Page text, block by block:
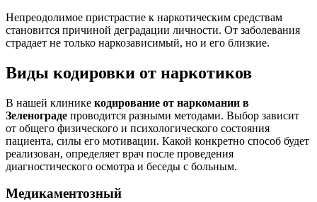
Непреодолимое пристрастие к наркотическим средствам
становится причиной деградации личности. От заболевания
страдает не только наркозависимый, но и его близкие.
Виды кодировки от наркотиков
В нашей клинике кодирование от наркомании в
Зеленограде проводится разными методами. Выбор зависит
от общего физического и психологического состояния
пациента, силы его мотивации. Какой конкретно способ будет
реализован, определяет врач после проведения
диагностического осмотра и беседы с больным.
Медикаментозный